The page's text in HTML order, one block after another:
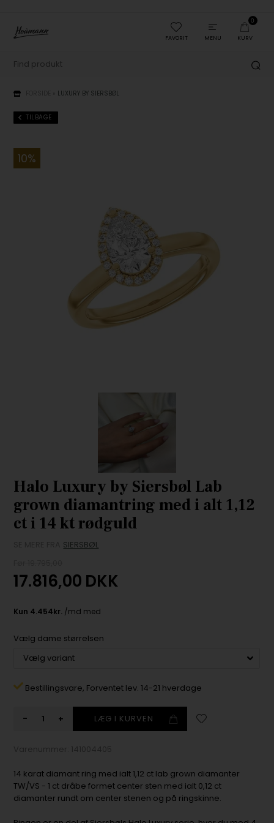
FAVORIT MENU
0
KURV
LUXURY BY SIERSBØL
TILBAGE
Halo Luxury by Siersbøl Lab
grown diamantring med i alt 1,12
ct i 14 kt rødguld
SIERSBØL
17.816,00 DKK
Vælg dame størrelsen
Bestillingsvare, Forventet lev. 14-21 hverdage
- +
14 karat diamant ring med ialt 1,12 ct lab grown diamanter
TW/VS - 1 ct dråbe formet center sten med ialt 0,12 ct
diamanter rundt om center stenen og på ringskinne.
10%